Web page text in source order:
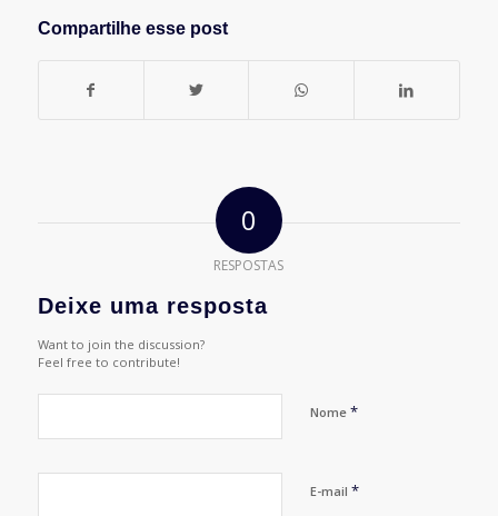
Compartilhe esse post
0
RESPOSTAS
Deixe uma resposta
Want to join the discussion?
Feel free to contribute!
Nome *
E-mail *